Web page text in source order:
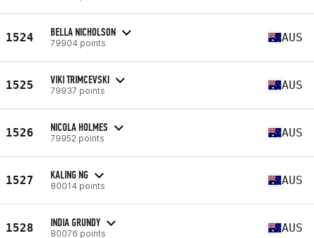
1524 BELLA NICHOLSON
79904 points AUS
1525 VIKI TRIMCEVSKI
79937 points AUS
1526 NICOLA HOLMES
79952 points AUS
1527 KALING NG
80014 points AUS
1528 INDIA GRUNDY
80076 points AUS